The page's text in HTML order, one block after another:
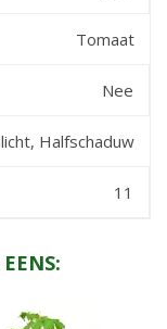
Tomaat
Nee
Halfschaduw
11